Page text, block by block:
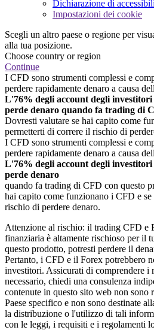
Dichiarazione di
Impostazioni dei cookie
Scegli un altro paese o regione per
alla tua posizione.
Choose country or region
Continue
I CFD sono strumenti complessi e
perdere rapidamente denaro a causa
L'76% degli account degli investitori
perde denaro quando fa trading di
Dovresti valutare se hai capito come
permetterti di correre il rischio di
I CFD sono strumenti complessi e
perdere rapidamente denaro a causa
L'76% degli account degli investitori
perde denaro
quando fa trading di CFD con questo
hai capito come funzionano i CFD e
rischio di perdere denaro.
Attenzione al rischio: il trading CFD e
finanziaria è altamente rischioso per il
questo prodotto, potresti perdere il
Pertanto, i CFD e il Forex potrebbero
investitori. Assicurati di comprendere i
necessario, chiedi una consulenza
contenute in questo sito web non sono
Paese specifico e non sono destinate
la distribuzione o l'utilizzo di tali
con le leggi, i requisiti e i regolamenti